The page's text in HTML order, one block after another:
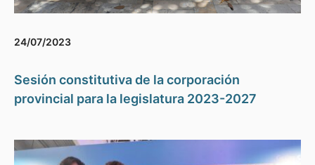
24/07/2023
Sesión constitutiva de la corporación
provincial para la legislatura 2023-2027